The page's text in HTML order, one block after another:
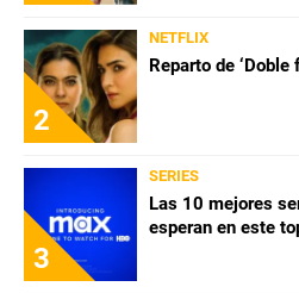
2
NETFLIX
Reparto de
3
SERIES
Las 10 mejores
esperan en este